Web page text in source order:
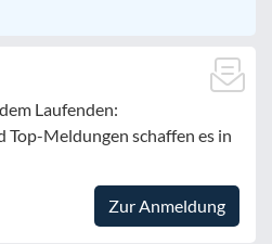
Laufenden:
Top-Meldungen schaffen es in
Zur Anmeldung